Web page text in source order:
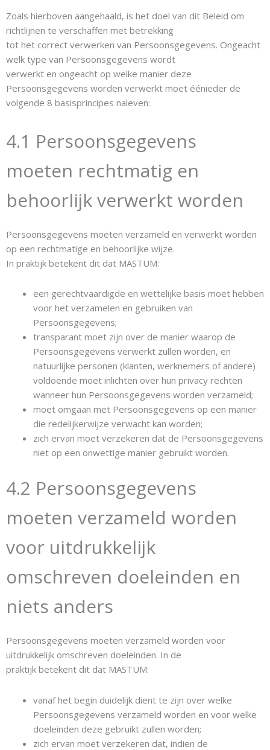
Zoals hierboven aangehaald, is het doel van dit Beleid om
richtlijnen te verschaffen met betrekking
tot het correct verwerken van Persoonsgegevens. Ongeacht
welk type van Persoonsgegevens wordt
verwerkt en ongeacht op welke manier deze
Persoonsgegevens worden verwerkt moet éénieder de
volgende 8 basisprincipes naleven:
4.1 Persoonsgegevens
moeten rechtmatig en
behoorlijk verwerkt worden
Persoonsgegevens moeten verzameld en verwerkt worden
op een rechtmatige en behoorlijke wijze.
In praktijk betekent dit dat MASTUM:
een gerechtvaardigde en wettelijke basis moet hebben
voor het verzamelen en gebruiken van
Persoonsgegevens;
transparant moet zijn over de manier waarop de
Persoonsgegevens verwerkt zullen worden, en
natuurlijke personen (klanten, werknemers of andere)
voldoende moet inlichten over hun privacy rechten
wanneer hun Persoonsgegevens worden verzameld;
moet omgaan met Persoonsgegevens op een manier
die redelijkerwijze verwacht kan worden;
zich ervan moet verzekeren dat de Persoonsgegevens
niet op een onwettige manier gebruikt worden.
4.2 Persoonsgegevens
moeten verzameld worden
voor uitdrukkelijk
omschreven doeleinden en
niets anders
Persoonsgegevens moeten verzameld worden voor
uitdrukkelijk omschreven doeleinden. In de
praktijk betekent dit dat MASTUM:
vanaf het begin duidelijk dient te zijn over welke
Persoonsgegevens verzameld worden en voor welke
doeleinden deze gebruikt zullen worden;
zich ervan moet verzekeren dat, indien de